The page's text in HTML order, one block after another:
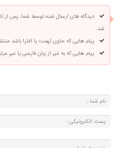
دیدگاه های ارسال شده توسط شما، پس از
شد.
پیام هایی که حاوی تهمت یا افترا باشد
پیام هایی که به غیر از زبان فارسی یا غیر